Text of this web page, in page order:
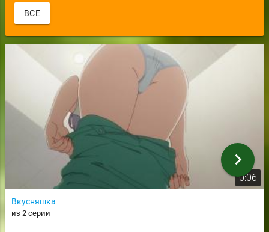
ВСЕ
0:06
Вкусняшка
из 2 серии
chevron_right